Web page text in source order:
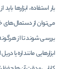
بار استفاده، ابزارها
می‌توان از دستمال‌های
بررسی شوند تا از
ابزارهایی مانند اره یا